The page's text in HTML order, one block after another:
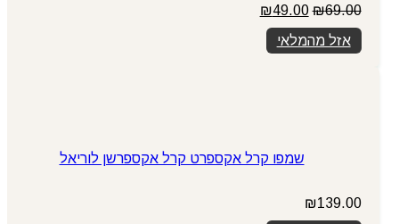
₪69.00
המחיר
המקורי
היה:
₪69.00.
₪49.00
אזל מהמלאי
שמפו קרל אקספרט קרל אקספרשן לוריאל
₪139.00